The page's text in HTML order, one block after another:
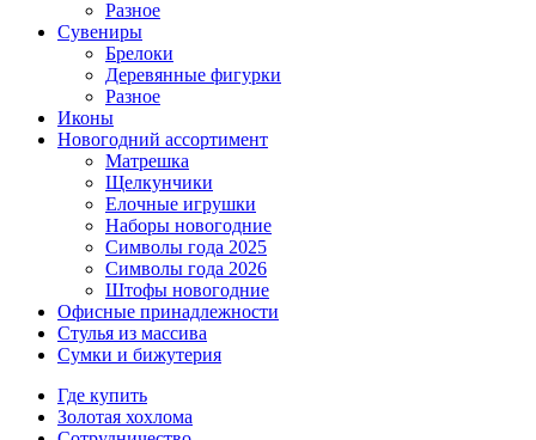
Разное
Сувениры
Брелоки
Деревянные фигурки
Разное
Иконы
Новогодний ассортимент
Матрешка
Щелкунчики
Елочные игрушки
Наборы новогодние
Символы года 2025
Символы года 2026
Штофы новогодние
Офисные принадлежности
Стулья из массива
Сумки и бижутерия
Где купить
Золотая хохлома